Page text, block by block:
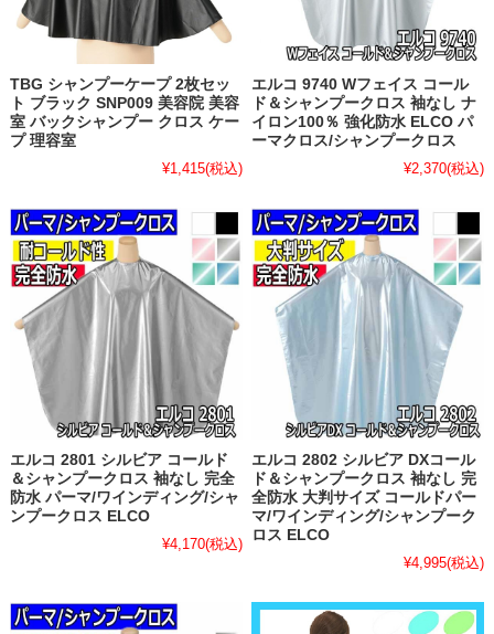
TBG シャンプーケープ 2枚セッ
ト ブラック SNP009 美容院 美容
室 バックシャンプー クロス ケー
プ 理容室
¥1,415(税込)
エルコ 9740 Wフェイス コール
ド＆シャンプークロス 袖なし ナ
イロン100％ 強化防水 ELCO パ
ーマクロス/シャンプークロス
¥2,370(税込)
エルコ 2801 シルビア コールド
＆シャンプークロス 袖なし 完全
防水 パーマ/ワインディング/シャ
ンプークロス ELCO
¥4,170(税込)
エルコ 2802 シルビア DXコール
ド＆シャンプークロス 袖なし 完
全防水 大判サイズ コールドパー
マ/ワインディング/シャンプーク
ロス ELCO
¥4,995(税込)